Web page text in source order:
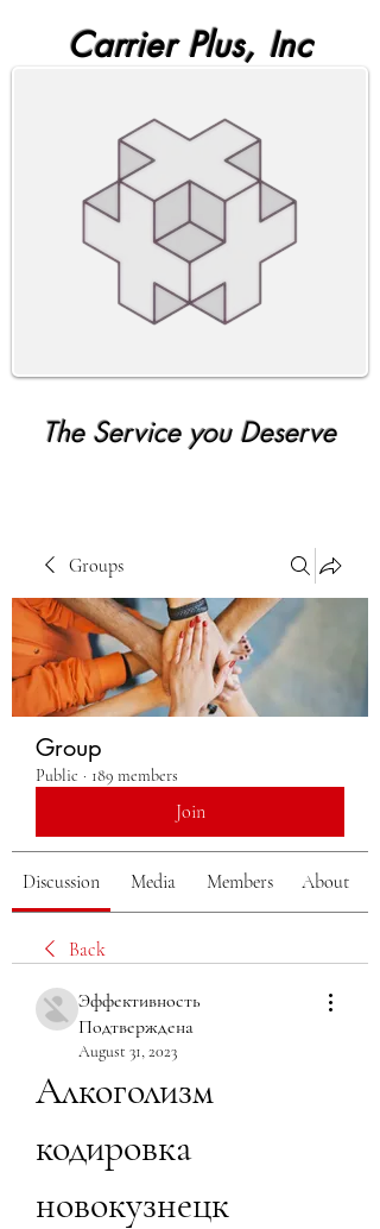
Carrier Plus, Inc
The Service you Deserve
Groups
Group
Public · 189 members
Join
Discussion Media Members About
Back
Эффективность
Подтверждена
August 31, 2023
Алкоголизм
кодировка
новокузнецк